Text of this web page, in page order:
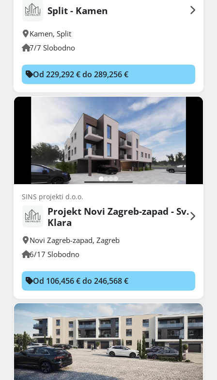
Split - Kamen
Kamen, Split
7/7 Slobodno
Od 229,292 € do 289,256 €
SINS projekti d.o.o.
Projekt Novi Zagreb-zapad - Sv.
Klara
Novi Zagreb-zapad, Zagreb
6/17 Slobodno
Od 106,456 € do 246,568 €